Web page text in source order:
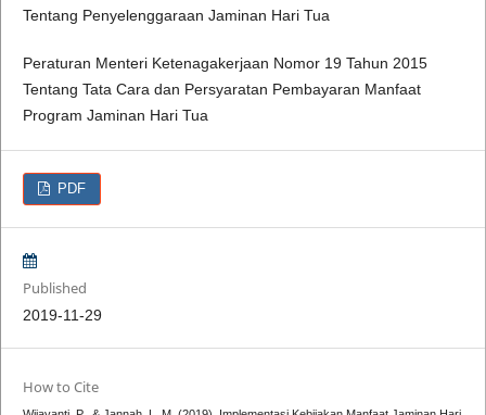
Tentang Penyelenggaraan Jaminan Hari Tua
Peraturan Menteri Ketenagakerjaan Nomor 19 Tahun 2015
Tentang Tata Cara dan Persyaratan Pembayaran Manfaat
Program Jaminan Hari Tua
PDF
Published
2019-11-29
How to Cite